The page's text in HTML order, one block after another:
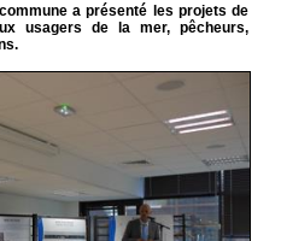
a présenté les projets de
usagers de la mer, pêcheurs,